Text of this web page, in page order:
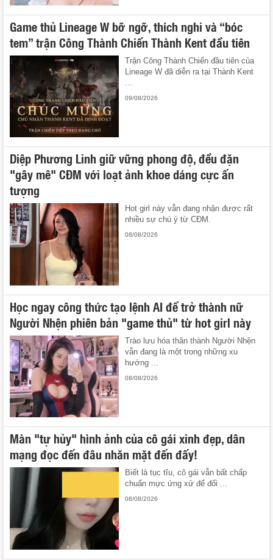
Game thủ Lineage W bỡ ngỡ, thích nghi và “bóc
tem” trận Công Thành Chiến Thành Kent đầu tiên
Trận Công Thành Chiến đầu tiên của
Lineage W đã diễn ra tại Thành Kent
09/08/2026
Diệp Phương Linh giữ vững phong độ, đều đặn
"gây mê" CĐM với loạt ảnh khoe dáng cực ấn
tượng
Hot girl này vẫn đang nhận được rất
nhiều sự chú ý từ CĐM.
08/08/2026
Học ngay công thức tạo lệnh AI để trở thành nữ
Người Nhện phiên bản "game thủ" từ hot girl này
Trào lưu hóa thân thành Người Nhện
vẫn đang là một trong những xu
hướng ...
08/08/2026
Màn "tự hủy" hình ảnh của cô gái xinh đẹp, dân
mạng đọc đến đâu nhăn mặt đến đấy!
Biết là tục tĩu, cô gái vẫn bất chấp
chuẩn mực ứng xử để đổi ...
08/08/2026